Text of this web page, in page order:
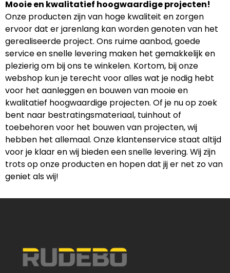
Mooie en kwalitatief hoogwaardige projecten!
Onze producten zijn van hoge kwaliteit en zorgen
ervoor dat er jarenlang kan worden genoten van het
gerealiseerde project. Ons ruime aanbod, goede
service en snelle levering maken het gemakkelijk en
plezierig om bij ons te winkelen. Kortom, bij onze
webshop kun je terecht voor alles wat je nodig hebt
voor het aanleggen en bouwen van mooie en
kwalitatief hoogwaardige projecten. Of je nu op zoek
bent naar bestratingsmateriaal, tuinhout of
toebehoren voor het bouwen van projecten, wij
hebben het allemaal. Onze klantenservice staat altijd
voor je klaar en wij bieden een snelle levering. Wij zijn
trots op onze producten en hopen dat jij er net zo van
geniet als wij!